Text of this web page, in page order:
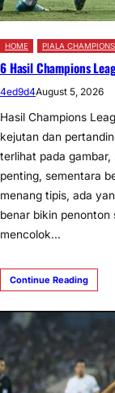
HOME PIALA CHAMPIONS
6 Hasil Champions
4ed9d4August 5, 2026
Hasil Champions
kejutan dan
terlihat pada
penting, sementara
menang tipis, ada
benar bikin penonton
mencolok…
Continue Reading